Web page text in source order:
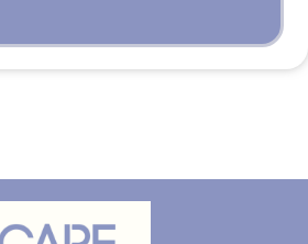
va pouvoir s’exposer aux
afin de reprendre confiance en